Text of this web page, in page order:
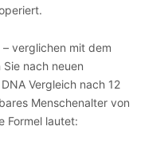
verglichen mit dem
nach neuen
Vergleich nach 12
Menschenalter von
Formel lautet: